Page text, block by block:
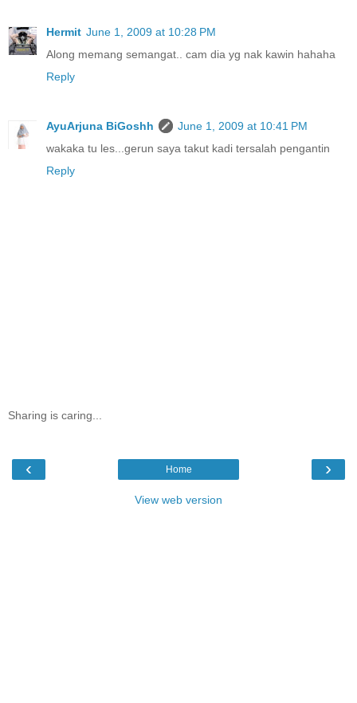
Hermit June 1, 2009 at 10:28 PM
Along memang semangat.. cam dia yg nak kawin hahaha
Reply
AyuArjuna BiGoshh
June 1, 2009 at 10:41 PM
wakaka tu les...gerun saya takut kadi tersalah pengantin
Reply
Sharing is caring...
‹ ›
Home
View web version